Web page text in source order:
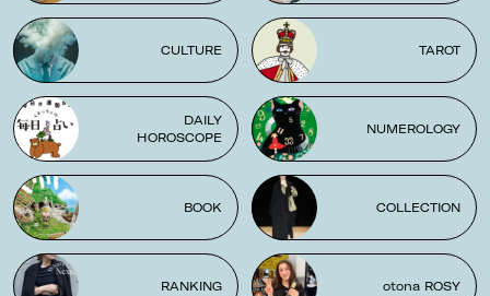
CULTURE TAROT
DAILY
HOROSCOPE
NUMEROLOGY
BOOK COLLECTION
RANKING otona ROSY